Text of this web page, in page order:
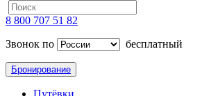
8 800 707 51 82
Звонок по
бесплатный
Бронирование
Путёвки